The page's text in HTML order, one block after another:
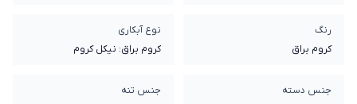
رنگ
کروم براق
نوع آبکاری
کروم براق: نیکل کروم
جنس دسته
جنس تنه